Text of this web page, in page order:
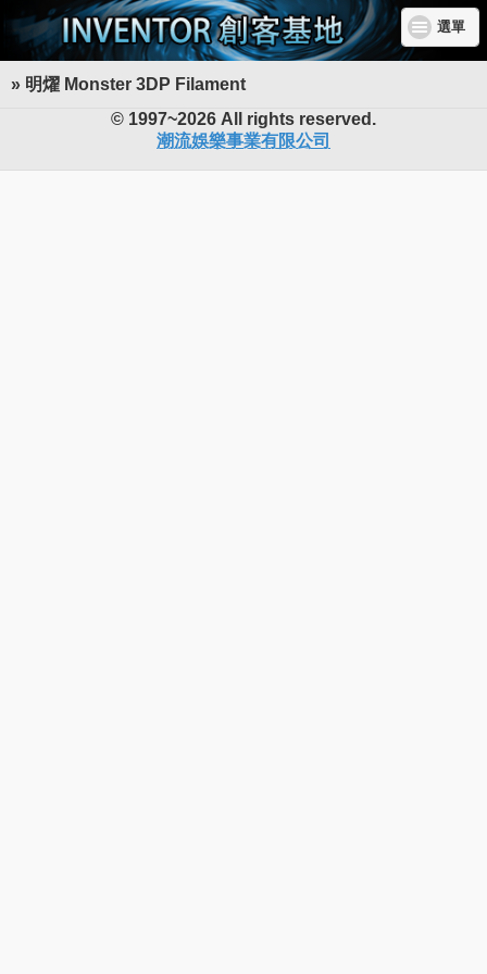
選單
» 明燿 Monster 3DP Filament
© 1997~2026 All rights reserved.
潮流娛樂事業有限公司